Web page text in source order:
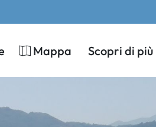
Mappa Scopri di più